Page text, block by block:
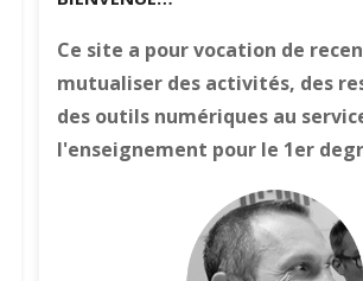
Ce site a pour vocation de
mutualiser des activités, des
des outils numériques au
l'enseignement pour le 1er